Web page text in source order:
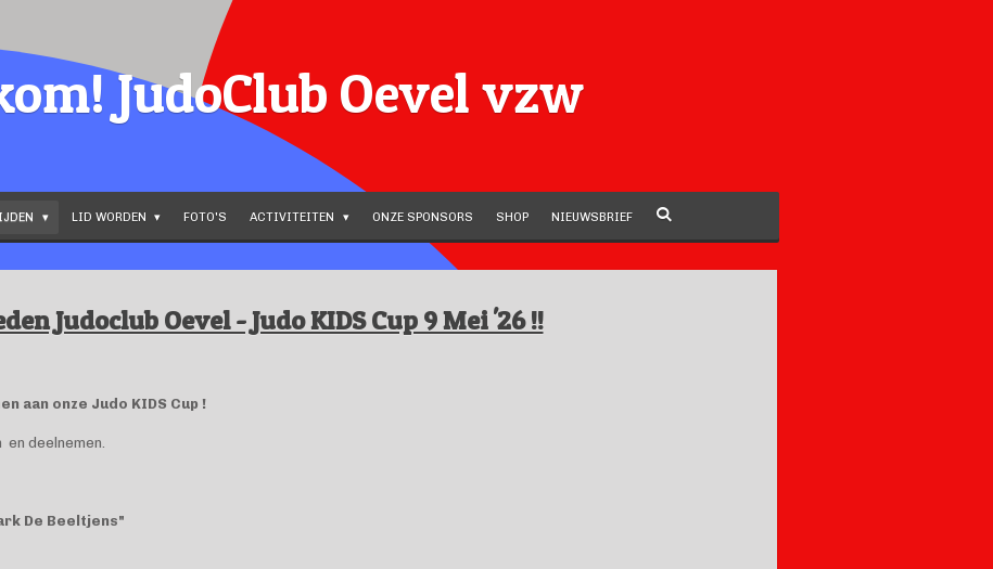
JudoClub Oevel vzw
LID WORDEN FOTO'S ACTIVITEITEN ONZE SPONSORS SHOP NIEUWSBRIEF
Judoclub Oevel - Judo KIDS Cup 9 Mei '26 !!
aan onze Judo KIDS Cup !
deelnemen.
De Beeltjens"